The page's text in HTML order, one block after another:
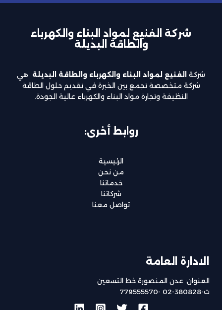
شركة الفنيع لمواد البناء والكهرباء
والطاقة البديلة
شركة الفنيع لمواد البناء والكهرباء والطاقة البديلة
هي
شركة متخصصة تجمع بين الخبرة في تقديم حلول الطاقة
النظيفة وتجارة مواد البناء والكهرباء عالية الجودة.
روابط أخرى:
الرئيسية
من نحن
خدماتنا
شركاتنا
تواصل معنا
الادارة العامة
العنوان: عدن المنصورة خط التسعين
ت-380828-02 -779555570